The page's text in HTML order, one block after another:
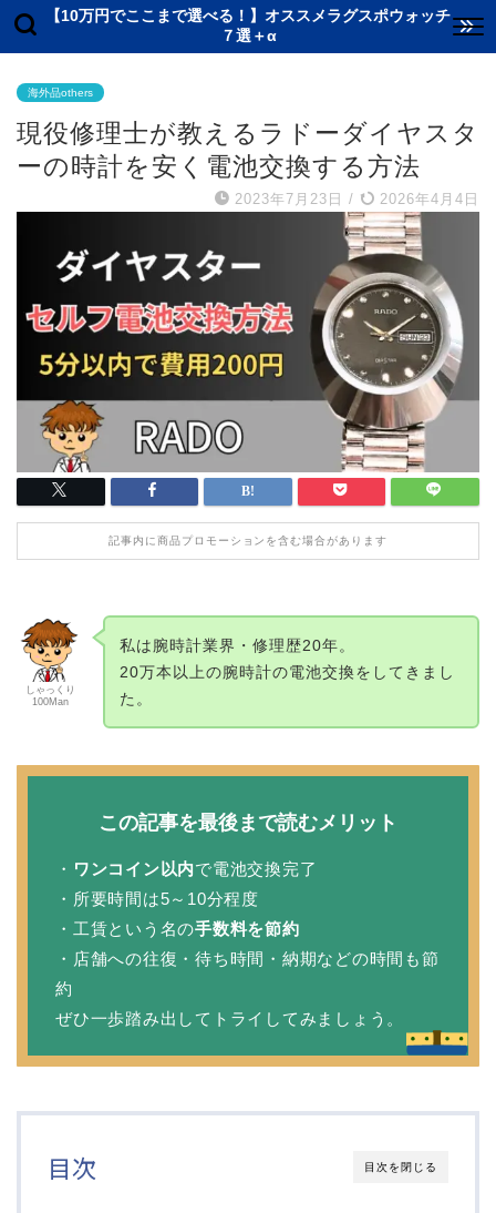
【10万円でここまで選べる！】オススメラグスポウォッチ
７選＋α
海外品others
現役修理士が教えるラドーダイヤスタ
ーの時計を安く電池交換する方法
2023年7月23日 / 2026年4月4日
記事内に商品プロモーションを含む場合があります
しゃっくり
100Man
私は腕時計業界・修理歴20年。
20万本以上の腕時計の電池交換をしてきまし
た。
この記事を最後まで読むメリット
・ ワンコイン以内で電池交換完了
・所要時間は5～10分程度
・工賃という名の手数料を節約
・店舗への往復・待ち時間・納期などの時間も節
約
ぜひ一歩踏み出してトライしてみましょう。
目次を閉じる
目次